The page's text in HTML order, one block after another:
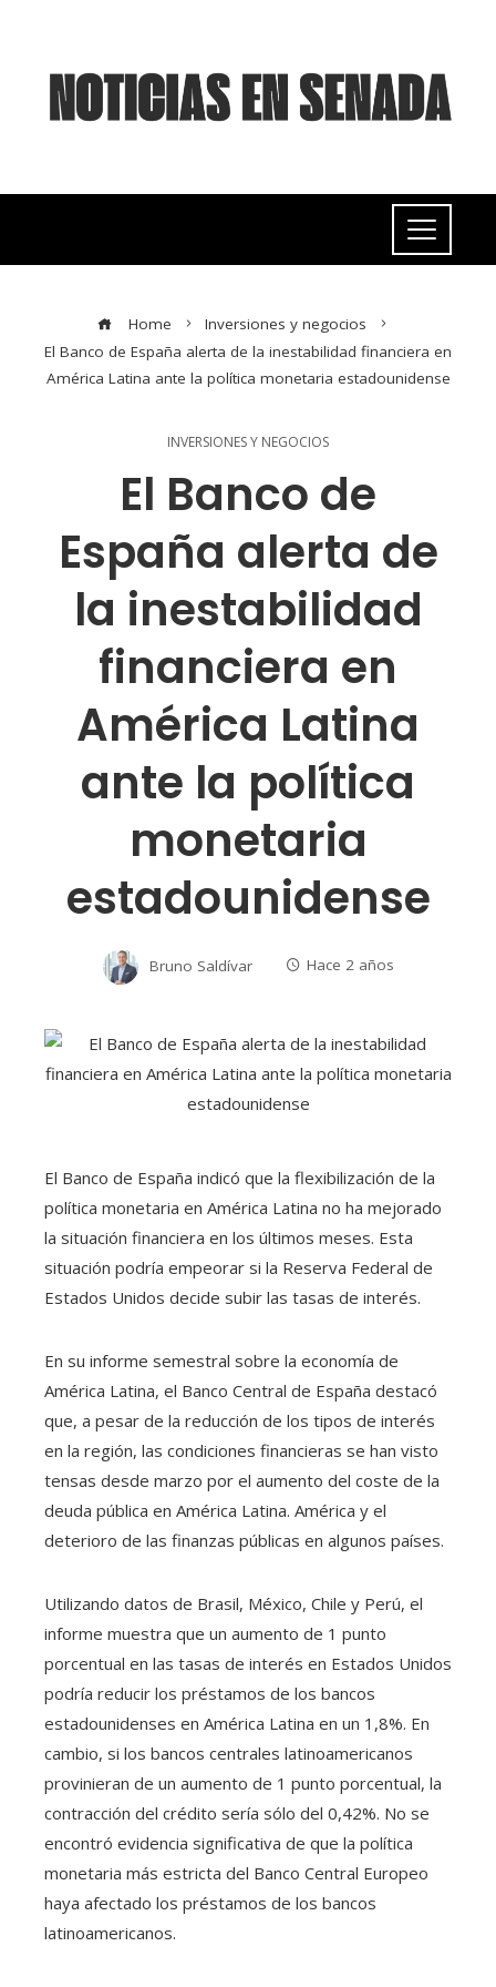
Home
Inversiones y negocios
El Banco de España alerta de la inestabilidad financiera en
América Latina ante la política monetaria estadounidense
INVERSIONES Y NEGOCIOS
El Banco de
España alerta de
la inestabilidad
financiera en
América Latina
ante la política
monetaria
estadounidense
Bruno Saldívar Hace 2 años
El Banco de España indicó que la flexibilización de la
política monetaria en América Latina no ha mejorado
la situación financiera en los últimos meses. Esta
situación podría empeorar si la Reserva Federal de
Estados Unidos decide subir las tasas de interés.
En su informe semestral sobre la economía de
América Latina, el Banco Central de España destacó
que, a pesar de la reducción de los tipos de interés
en la región, las condiciones financieras se han visto
tensas desde marzo por el aumento del coste de la
deuda pública en América Latina. América y el
deterioro de las finanzas públicas en algunos países.
Utilizando datos de Brasil, México, Chile y Perú, el
informe muestra que un aumento de 1 punto
porcentual en las tasas de interés en Estados Unidos
podría reducir los préstamos de los bancos
estadounidenses en América Latina en un 1,8%. En
cambio, si los bancos centrales latinoamericanos
provinieran de un aumento de 1 punto porcentual, la
contracción del crédito sería sólo del 0,42%. No se
encontró evidencia significativa de que la política
monetaria más estricta del Banco Central Europeo
haya afectado los préstamos de los bancos
latinoamericanos.